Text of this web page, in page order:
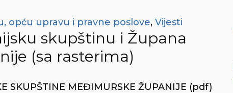
opću upravu i pravne poslove, Vijesti
skupštinu i Župana
(sa rasterima)
SKUPŠTINE MEĐIMURSKE ŽUPANIJE (pdf)